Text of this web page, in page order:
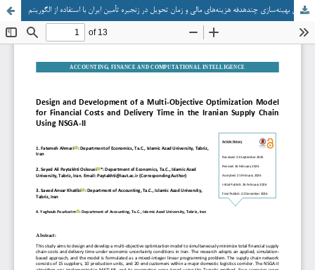
طراحی و توسعه مدل بهینه‌سازی چندهدفه هزینه‌های مالی و زمان تحویل در زنجیره تأمین ایران با استفاده از الگوریتم NSGA-II